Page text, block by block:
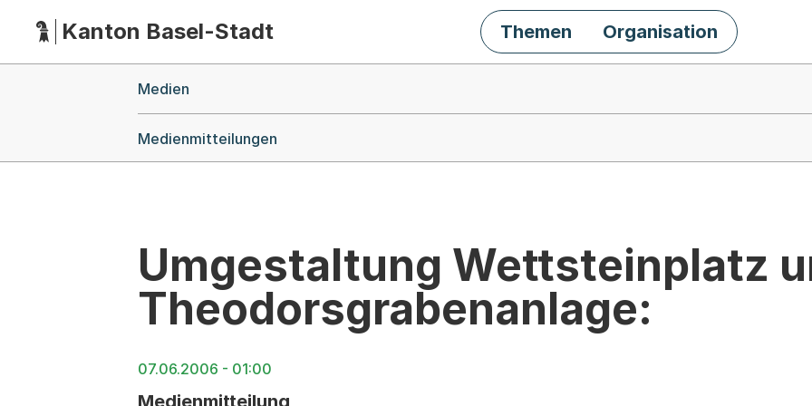
HauptnavigationKanton Basel-Stadt Themen Organisation
Medien
Medienmitteilungen
Umgestaltung Wettsteinplatz
Theodorsgrabenanlage:
07.06.2006 - 01:00
Medienmitteilung